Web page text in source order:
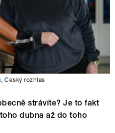
,Český rozhlas
strávíte? Je to fakt
dubna až do toho